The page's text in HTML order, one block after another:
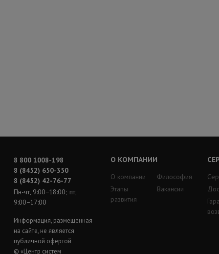
8 800 1008-198
8 (8452) 650-350
8 (8452) 42-76-77
Пн-чт, 9:00−18:00; пт,
9:00−17:00
Информация, размещенная
на сайте, не является
публичной офертой
© «Центр систем
О КОМПАНИИ
О компании
Этапы
развития
Философия
Вакансии